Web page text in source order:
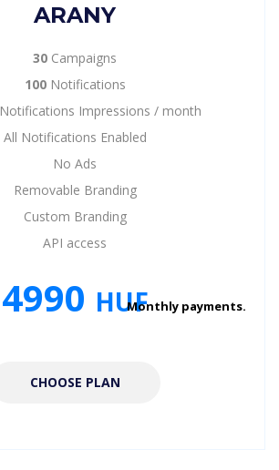
ARANY
30 Campaigns
100Notifications
Notifications Impressions / month
All Notifications Enabled
No Ads
Removable Branding
Custom Branding
API access
4990 HUFMonthly payments.
CHOOSE PLAN